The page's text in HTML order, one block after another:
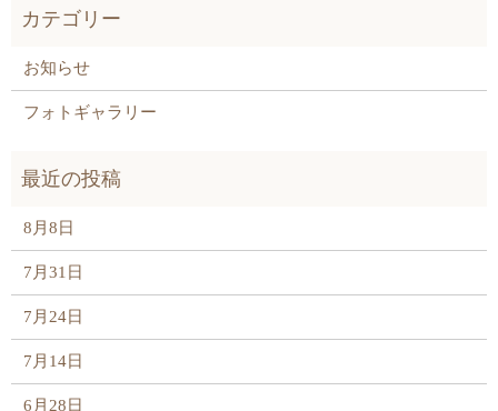
お知らせ
フォトギャラリー
8月8日
7月31日
7月24日
7月14日
6月28日